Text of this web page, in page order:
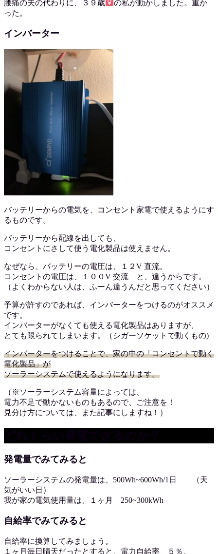
腰痛の夫の代わりに、３９歳
の私が動かしました。重か
った。
インバーター
バッテリーからの電気を、コンセント家電で使えるようにす
るものです。
バッテリーから配線を出しても、
コンセントにさして使う電化製品は使えません。
なぜなら、バッテリーの電圧は、１２V 直流。
コンセントの電圧は、１００V 交流 と、違うからです。
（よくわからない人は、ふーん違うんだと思ってください）
予算が許すのであれば、インバーターをつけるのがオススメ
です。
インバーターがなくても使える電化製品はありますが、
とても限られてしまいます。（シガーソケットで動くもの)
インバーターをつけることで、家の中の「コンセントで動く
電化製品」が
ソーラーシステムで使えるようになります。
（※ソーラーシステム容量によっては、
電力不足で動かないものもあるので、ご注意を！
見分け方については、また記事にしますね！）
発電量でみてみると
ソーラーシステムの発電量は、500Wh~600Wh/1日 （天
気がいい日）
我が家の電気使用量は、１ヶ月 250~300kWh
自給率でみてみると
自給率に換算してみましょう。
１ヶ月毎日晴天だったとすると、電力自給率 ５％。